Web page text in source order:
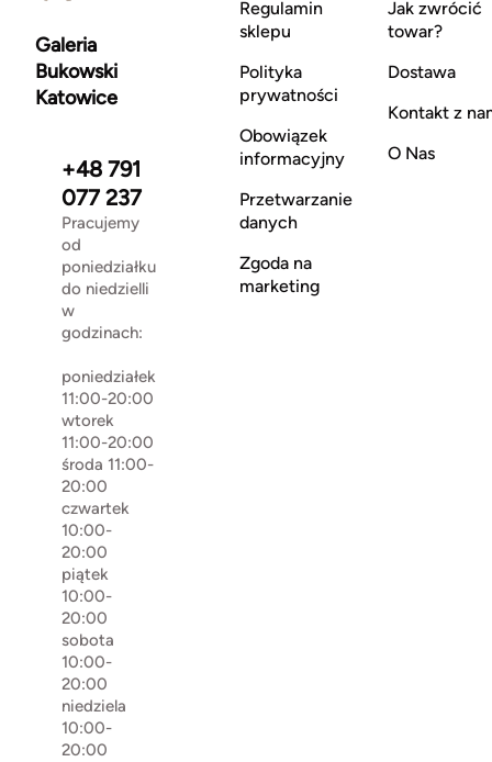
Galeria
Bukowski
Katowice
+48 791
077 237
Pracujemy
od
poniedziałku
do niedzielli
w
godzinach:
poniedziałek
11:00-20:00
wtorek
11:00-20:00
środa 11:00-
20:00
czwartek
10:00-
20:00
piątek
10:00-
20:00
sobota
10:00-
20:00
niedziela
10:00-
20:00
Regulamin
sklepu
Polityka
prywatności
Obowiązek
informacyjny
Przetwarzanie
danych
Zgoda na
marketing
Jak zwrócić
towar?
Dostawa
Kontakt z
O Nas